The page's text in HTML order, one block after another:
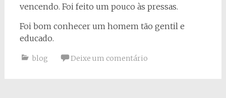
vencendo. Foi feito um pouco às pressas.
Foi bom conhecer um homem tão gentil e
educado.
blog Deixe um comentário